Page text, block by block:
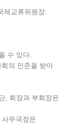
제교류위원장:
수 있다.
의 인준을 받아
, 회장과 부회장은
무국장은